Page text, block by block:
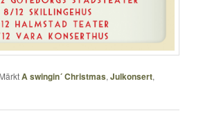
MärktA swingin´ Christmas,Julkonsert,